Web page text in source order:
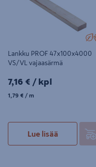
Lankku PROF 47x100x4000
VS/VL vajaasärmä
7,16€/kpl
7,16 € / kpl
1,79€/m
1,79 € / m
Lue lisää